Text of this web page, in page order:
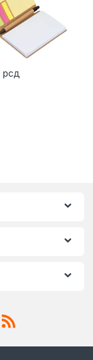
may be chosen
рсд
has multiple